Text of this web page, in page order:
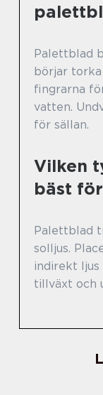
Palettblad
börjar
fingrarna
vatten.
för sällan.
Vilken
bäst
Palettblad
solljus.
indirekt
tillväxt och